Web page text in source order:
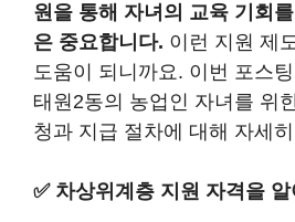
원을 통해 자녀의 교육 기회
은 중요합니다. 이런 지원 제
도움이 되니까요. 이번 포스
태원2동의 농업인 자녀를 위
청과 지급 절차에 대해 자세
✅ 차상위계층 지원 자격을